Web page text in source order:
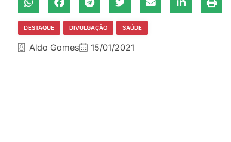
DESTAQUE DIVULGAÇÃO SAÚDE
Aldo Gomes 15/01/2021